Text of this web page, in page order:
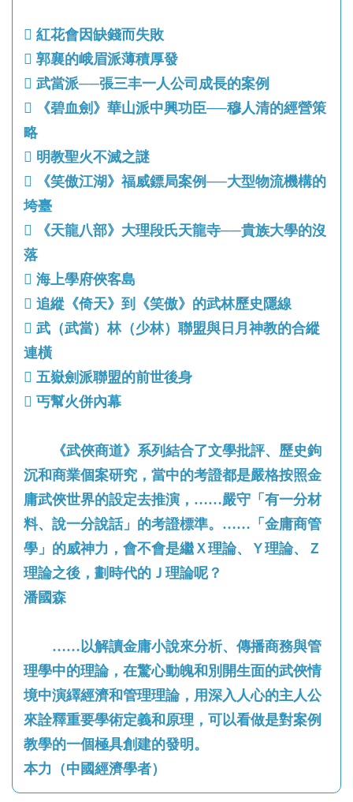
 紅花會因缺錢而失敗
 郭襄的峨眉派薄積厚發
 武當派──張三丰一人公司成長的案例
 《碧血劍》華山派中興功臣──穆人清的經營策
略
 明教聖火不滅之謎
 《笑傲江湖》福威鏢局案例──大型物流機構的
垮臺
 《天龍八部》大理段氏天龍寺──貴族大學的沒
落
 海上學府俠客島
 追縱《倚天》到《笑傲》的武林歷史隱線
 武（武當）林（少林）聯盟與日月神教的合縱
連橫
 五嶽劍派聯盟的前世後身
 丐幫火併內幕
《武俠商道》系列結合了文學批評、歷史鉤
沉和商業個案研究，當中的考證都是嚴格按照金
庸武俠世界的設定去推演，……嚴守「有一分材
料、說一分說話」的考證標準。……「金庸商管
學」的威神力，會不會是繼Ｘ理論、Ｙ理論、Ｚ
理論之後，劃時代的Ｊ理論呢？
潘國森
……以解讀金庸小說來分析、傳播商務與管
理學中的理論，在驚心動魄和別開生面的武俠情
境中演繹經濟和管理理論，用深入人心的主人公
來詮釋重要學術定義和原理，可以看做是對案例
教學的一個極具創建的發明。
本力（中國經濟學者）